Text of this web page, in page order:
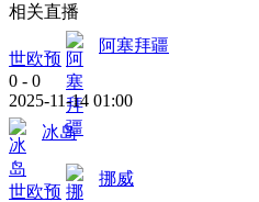
相关直播
世欧预
阿塞拜疆
0 - 0
2025-11-14 01:00
冰岛
世欧预
挪威